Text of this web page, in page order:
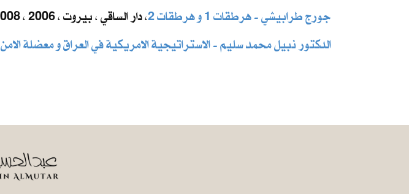
جورج طرابيشي - هرطقات 1 و هرطقات 2
، دار الساقي ، بيروت ، 2006 ، 2008
الدكتور نبيل محمد سليم - الاستراتيجية الامريكية في العراق و معضلة الامن